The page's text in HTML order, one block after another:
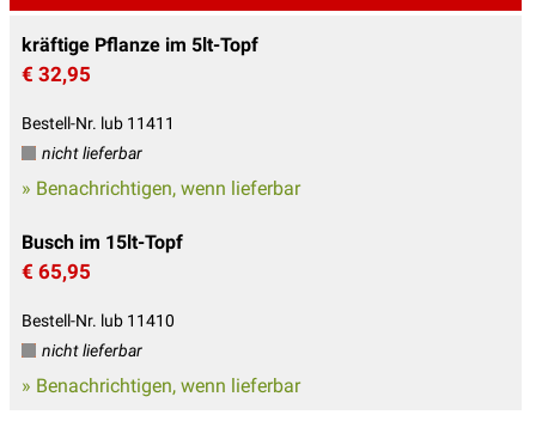
kräftige Pflanze im 5lt-Topf
€ 32,95
Bestell-Nr. lub 11411
nicht lieferbar
» Benachrichtigen, wenn lieferbar
Busch im 15lt-Topf
€ 65,95
Bestell-Nr. lub 11410
nicht lieferbar
» Benachrichtigen, wenn lieferbar